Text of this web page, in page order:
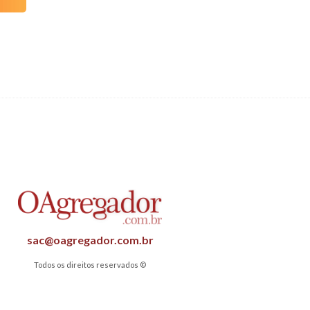
sac@oagregador.com.br
Todos os direitos reservados ©